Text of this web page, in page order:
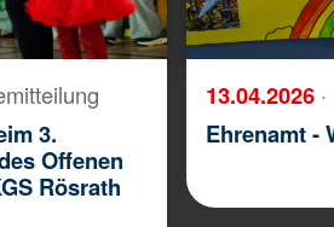
3.
Offenen
Rösrath
13.04.2026
Ehrenamt -